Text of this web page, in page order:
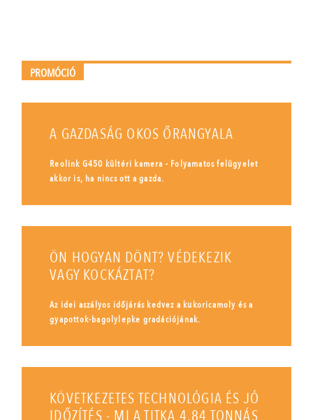
PROMÓCIÓ
A GAZDASÁG OKOS ŐRANGYALA
Reolink G450 kültéri kamera - Folyamatos felügyelet
akkor is, ha nincs ott a gazda.
ÖN HOGYAN DÖNT? VÉDEKEZIK
VAGY KOCKÁZTAT?
Az idei aszályos időjárás kedvez a kukoricamoly és a
gyapottok-bagolylepke gradációjának.
KÖVETKEZETES TECHNOLÓGIA ÉS JÓ